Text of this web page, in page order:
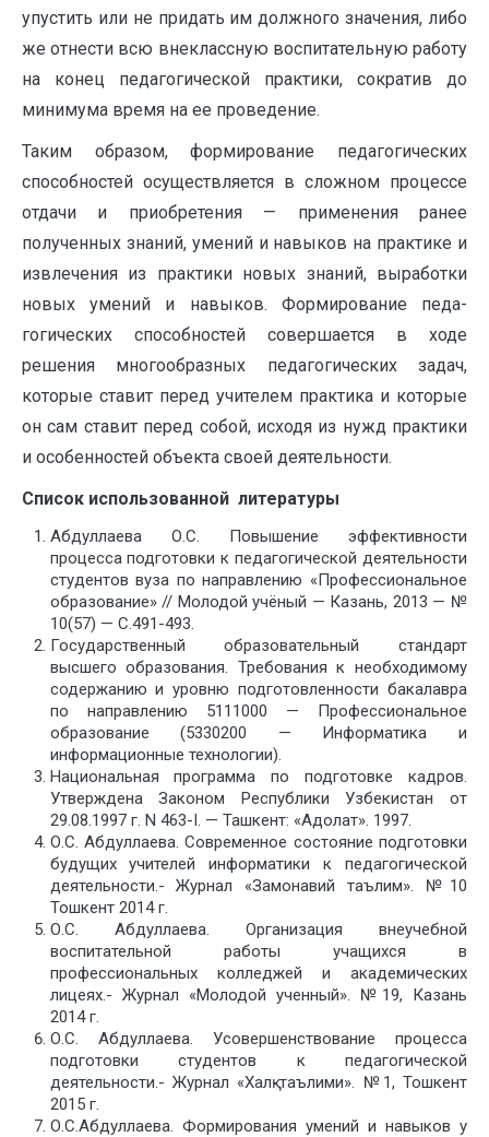
упустить или не придать им должного значения, либо
же отнести всю вне­классную воспитательную работу
на конец педагогической прак­тики, сократив до
минимума время на ее проведение.
Таким образом, формирование педагогических
способностей осуществляется в сложном процессе
отдачи и приобретения — применения ранее
полученных знаний, умений и навыков на практике и
извлече­ния из практики новых знаний, выработки
новых умений и навы­ков. Формирование педа­
гогических способностей совершается в ходе
решения многооб­разных педагогических задач,
которые ставит перед учителем практика и которые
он сам ставит перед собой, исходя из нужд практики
и особенностей объекта своей деятельности.
Список использованной литературы
Абдуллаева О.С. Повышение эффективности
процесса подготовки к педагогической деятельности
студентов вуза по направлению «Профессиональное
образование» // Молодой учёный — Казань, 2013 — №
10(57) — С.491-493.
Государственный образовательный стандарт
высшего образования. Требования к необходимому
содержанию и уровню подготовленности бакалавра
по направлению 5111000 — Профессиональное
образование (5330200 — Информатика и
информационные технологии).
Национальная программа по подготовке кадров.
Утверждена Законом Республики Узбекистан от
29.08.1997 г. N 463-I. — Ташкент: «Адолат». 1997.
О.С. Абдуллаева. Современное состояние подготовки
будущих учителей информатики к педагогической
деятельности.- Журнал «Замонавий таълим». №10
Тошкент 2014 г.
О.С. Абдуллаева. Организация внеучебной
воспитательной работы учащихся в
профессиональных колледжей и академических
лицеях.- Журнал «Молодой ученный». №19, Казань
2014 г.
О.С. Абдуллаева. Усовершенствование процесса
подготовки студентов к педагогической
деятельности.- Журнал «Халқ таълими». №1, Тошкент
2015 г.
О.С.Абдуллаева. Формирования умений и навыков у